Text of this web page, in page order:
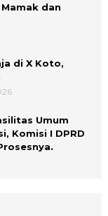
dan
di X Koto,
Umum
Komisi I DPRD